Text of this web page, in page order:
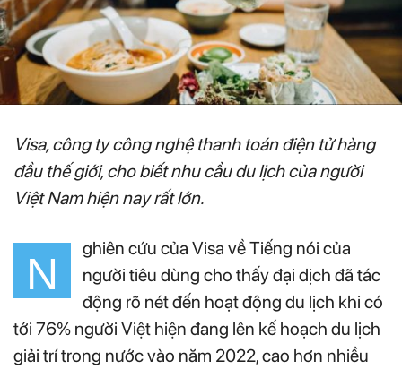
Visa, công ty công nghệ thanh toán điện tử hàng
đầu thế giới, cho biết nhu cầu du lịch của người
Việt Nam hiện nay rất lớn.
N
ghiên cứu của Visa về Tiếng nói của
người tiêu dùng cho thấy đại dịch đã tác
động rõ nét đến hoạt động du lịch khi có
tới 76% người Việt hiện đang lên kế hoạch du lịch
giải trí trong nước vào năm 2022, cao hơn nhiều